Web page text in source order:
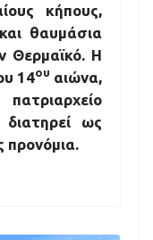
κήπους,
θαυμάσια
Θερμαϊκό. Η
14ου αιώνα,
διατηρεί ως
προνόμια.